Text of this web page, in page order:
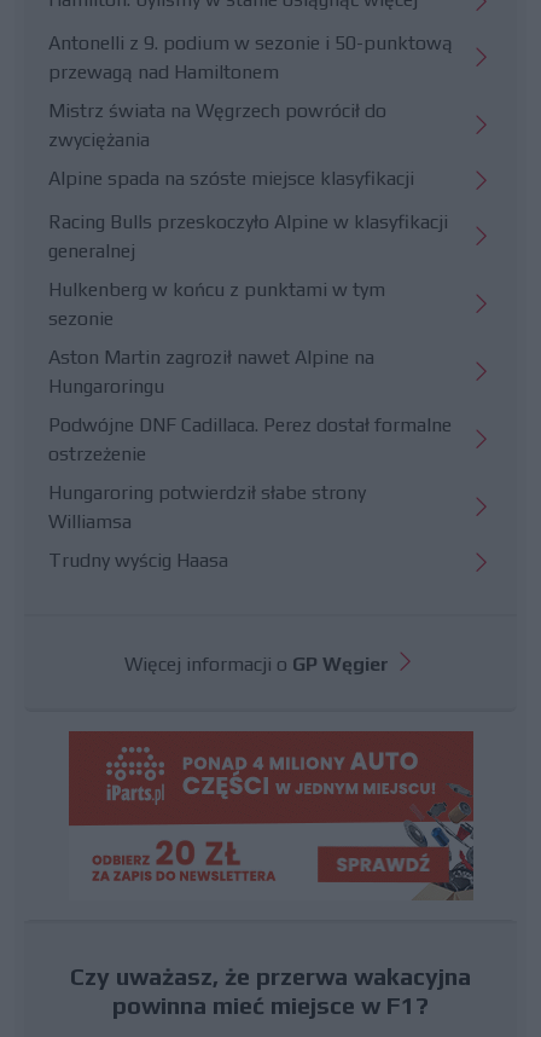
Antonelli z 9. podium w sezonie i 50-punktową
przewagą nad Hamiltonem
Mistrz świata na Węgrzech powrócił do
zwyciężania
Alpine spada na szóste miejsce klasyfikacji
Racing Bulls przeskoczyło Alpine w klasyfikacji
generalnej
Hulkenberg w końcu z punktami w tym
sezonie
Aston Martin zagroził nawet Alpine na
Hungaroringu
Podwójne DNF Cadillaca. Perez dostał formalne
ostrzeżenie
Hungaroring potwierdził słabe strony
Williamsa
Trudny wyścig Haasa
Więcej informacji o GP Węgier
Czy uważasz, że przerwa wakacyjna
powinna mieć miejsce w F1?